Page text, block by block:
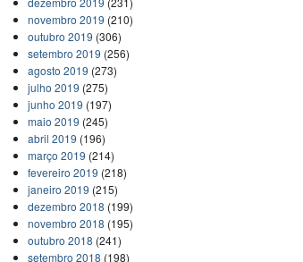
novembro 2019 (210)
outubro 2019 (306)
setembro 2019 (256)
agosto 2019 (273)
julho 2019 (275)
junho 2019 (197)
maio 2019 (245)
abril 2019 (196)
março 2019 (214)
fevereiro 2019 (218)
janeiro 2019 (215)
dezembro 2018 (199)
novembro 2018 (195)
outubro 2018 (241)
setembro 2018 (198)